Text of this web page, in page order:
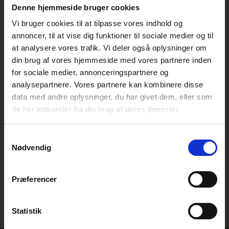
Denne hjemmeside bruger cookies
Vi bruger cookies til at tilpasse vores indhold og
annoncer, til at vise dig funktioner til sociale medier og til
at analysere vores trafik. Vi deler også oplysninger om
din brug af vores hjemmeside med vores partnere inden
for sociale medier, annonceringspartnere og
analysepartnere. Vores partnere kan kombinere disse
data med andre oplysninger, du har givet dem, eller som
de har indsamlet fra din brug af deres tjenester.
Nødvendig
Præferencer
Statistik
Hvorfor skal Ohpops være din
Hvad vi spiser, fodrer bakterierne nede i maven – så
gode bakterier i tarmen. Ohpops virker præbiotisk,
dvs. at de fodrer de gode bakterier, så man får
stabiliserende, hvilket nedsætter lysten til mange af
de andre søde fristelser.
Ohpops gør det nemt